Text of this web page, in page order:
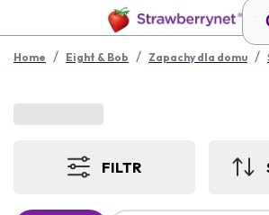
Home / Eight & Bob / Zapachy dla domu /
FILTR